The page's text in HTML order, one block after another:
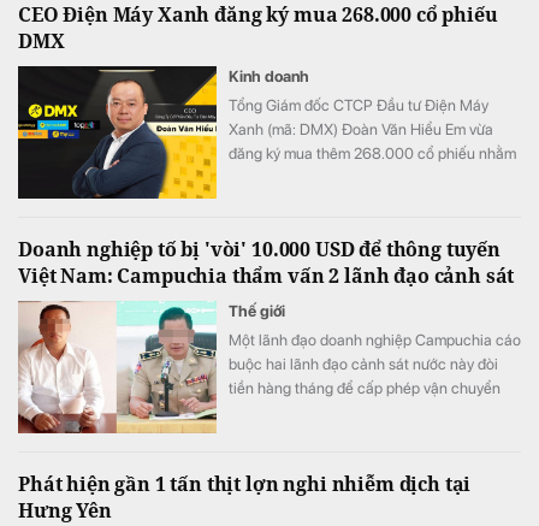
CEO Điện Máy Xanh đăng ký mua 268.000 cổ phiếu
DMX
Kinh doanh
Tổng Giám đốc CTCP Đầu tư Điện Máy
Xanh (mã: DMX) Đoàn Văn Hiểu Em vừa
đăng ký mua thêm 268.000 cổ phiếu nhằm
Doanh nghiệp tố bị 'vòi' 10.000 USD để thông tuyến
Việt Nam: Campuchia thẩm vấn 2 lãnh đạo cảnh sát
Thế giới
Một lãnh đạo doanh nghiệp Campuchia cáo
buộc hai lãnh đạo cảnh sát nước này đòi
tiền hàng tháng để cấp phép vận chuyển
Phát hiện gần 1 tấn thịt lợn nghi nhiễm dịch tại
Hưng Yên